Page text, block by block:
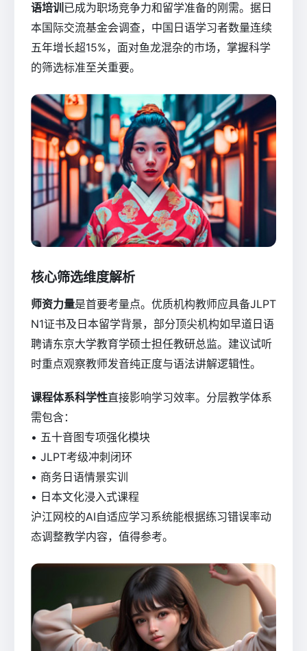
语培训 已成为职场竞争力和留学准备的刚需。据日
本国际交流基金会调查，中国日语学习者数量连续
五年增长超15%，面对鱼龙混杂的市场，掌握科学
的筛选标准至关重要。
核心筛选维度解析
师资力量是首要考量点。优质机构教师应具备JLPT
N1证书及日本留学背景，部分顶尖机构如早道日语
聘请东京大学教育学硕士担任教研总监。建议试听
时重点观察教师发音纯正度与语法讲解逻辑性。
课程体系科学性直接影响学习效率。分层教学体系
需包含：
• 五十音图专项强化模块
• JLPT考级冲刺闭环
• 商务日语情景实训
• 日本文化浸入式课程
沪江网校的AI自适应学习系统能根据练习错误率动
态调整教学内容，值得参考。